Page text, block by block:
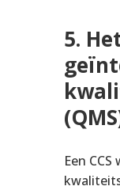
5.
Een CCS